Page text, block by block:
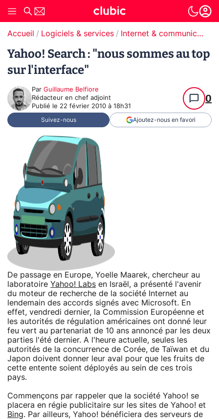
Accueil Logiciels & services Internet & communication
Yahoo! Search : "nous sommes au top
sur l'interface"
Par Guillaume Belfiore
Rédacteur en chef adjoint
Publié le 22 février 2010 à 18h31
0
Suivez-nous Ajoutez-nous en favori
De passage en Europe, Yoelle Maarek, chercheur au
laboratoire Yahoo! Labs en Israël, a présenté l'avenir
du moteur de recherche de la société Internet au
lendemain des accords signés avec Microsoft. En
effet, vendredi dernier, la Commission Européenne et
les autorités de régulation américaines ont donné leur
feu vert au partenariat de 10 ans annoncé par les deux
parties l'été dernier. A l'heure actuelle, seules les
autorités de la concurrence de Corée, de Taïwan et du
Japon doivent donner leur aval pour que les fruits de
cette entente soient déployés au sein de ces trois
pays.
Commençons par rappeler que la société Yahoo! se
placera en régie publicitaire sur les sites de Yahoo! et
Bing. Par ailleurs, Yahoo! bénéficiera des serveurs de